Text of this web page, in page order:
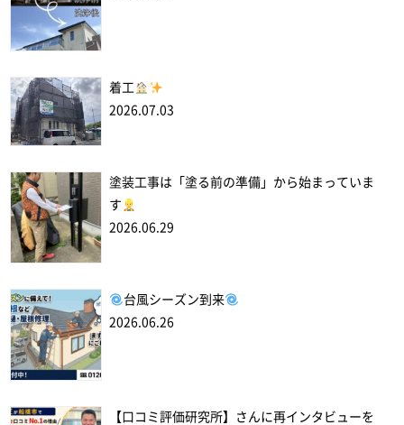
着工
2026.07.03
塗装工事は「塗る前の準備」から始まっていま
す
2026.06.29
台風シーズン到来
2026.06.26
【口コミ評価研究所】さんに再インタビューを